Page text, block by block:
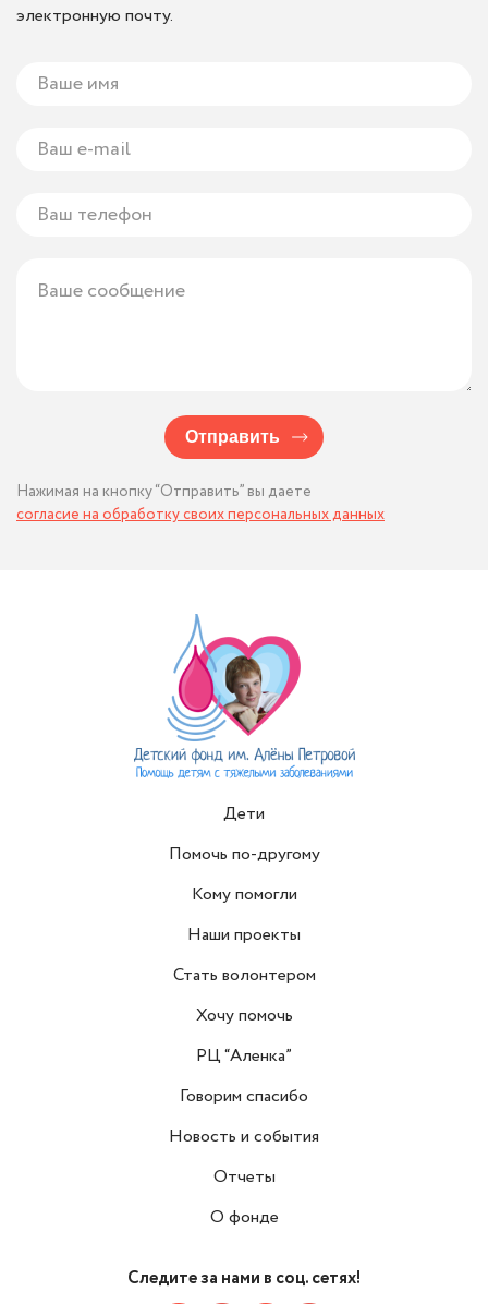
электронную почту.
Отправить
Нажимая на кнопку “Отправить” вы даете
согласие на обработку своих персональных данных
Дети
Помочь по-другому
Кому помогли
Наши проекты
Стать волонтером
Хочу помочь
РЦ “Аленка”
Говорим спасибо
Новость и события
Отчеты
О фонде
Следите за нами в соц. сетях!